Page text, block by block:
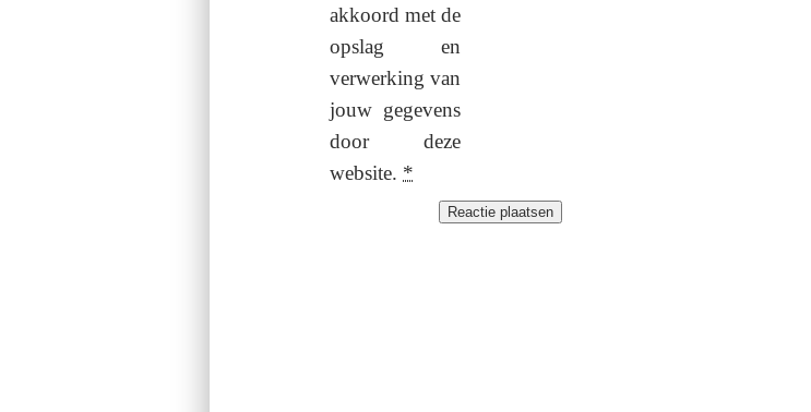
akkoord met de
opslag en
verwerking van
jouw gegevens
door deze
website. *